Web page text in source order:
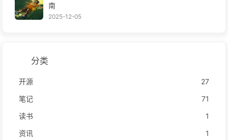
南
2025-12-05
分类
开源
27
笔记
71
读书
1
资讯
1